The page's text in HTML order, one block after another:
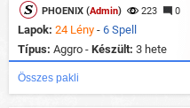
PHOENIX (Admin) 223 0
Lapok: 24 Lény - 6 Spell
Típus: Aggro - Készült: 3 hete
Összes pakli